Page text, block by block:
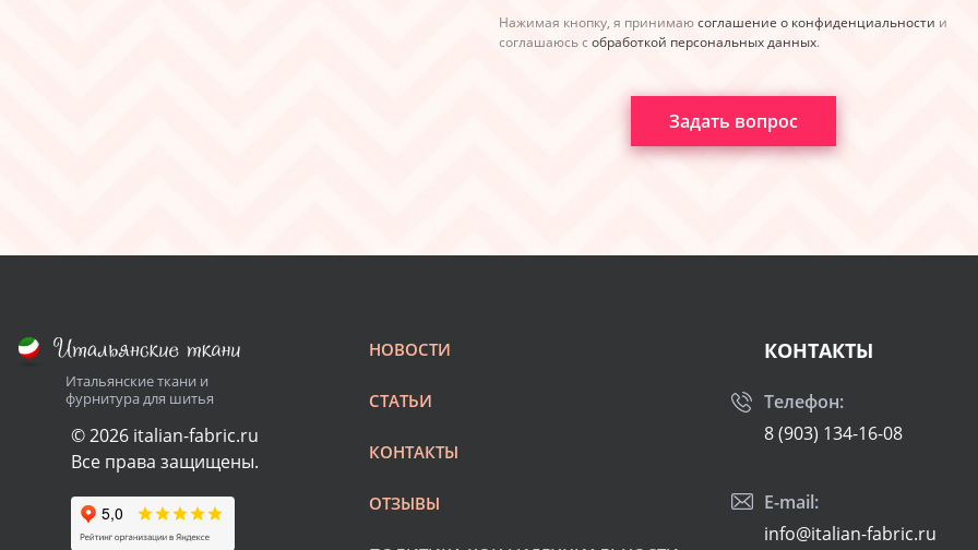
Нажимая кнопку, я принимаюсоглашение о конфиденциальности и
соглашаюсь с обработкой персональных данных.
Задать вопрос
Итальянские ткани и
фурнитура для шитья
© 2026 italian-fabric.ru
Все права защищены.
НОВОСТИ
СТАТЬИ
КОНТАКТЫ
ОТЗЫВЫ
КОНТАКТЫ
Телефон:
8 (903) 134-16-08
E-mail:
info@italian-fabric.ru